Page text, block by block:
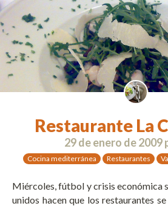
Restaurante La
29 de enero de 2009
Cocina mediterránea Restaurantes
Miércoles, fútbol y crisis económica
unidos hacen que los restaurantes